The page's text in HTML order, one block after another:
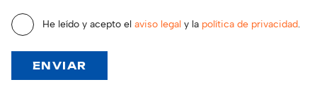
He leído y acepto el aviso legal y la política de privacidad